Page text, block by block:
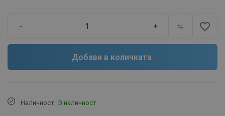
- + favorite_border
Добави в количката
Наличност: В наличност